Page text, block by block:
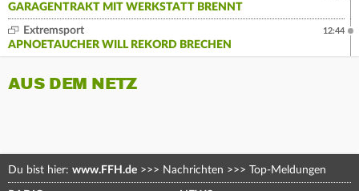
GARAGENTRAKT MIT WERKSTATT BRENNT
Extremsport
APNOETAUCHER WILL REKORD BRECHEN
12:44
AUS DEM NETZ
Du bist hier: www.FFH.de >>> Nachrichten >>> Top-Meldungen